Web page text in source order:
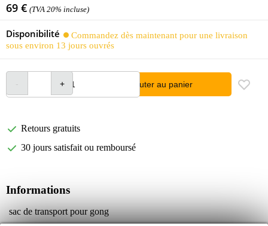
69 € (TVA 20% incluse)
Disponibilité
Commandez dès maintenant pour une livraison
sous environ 13 jours ouvrés
Ajouter au panier
Retours gratuits
30 jours satisfait ou remboursé
Informations
sac de transport pour gong